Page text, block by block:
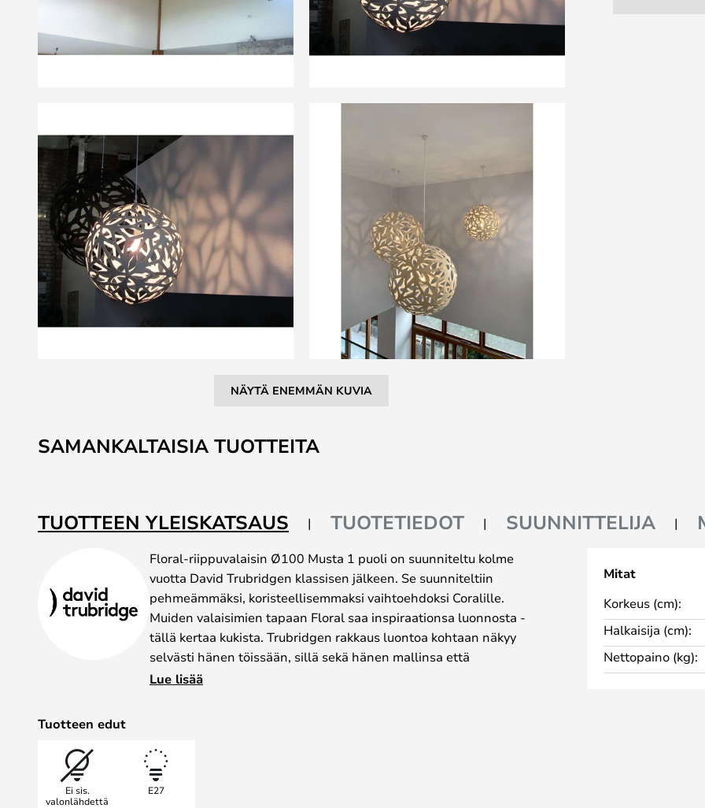
NÄYTÄ ENEMMÄN KUVIA
to
the
the
images
SAMANKALTAISIA TUOTTEITA
TUOTTEEN YLEISKATSAUS TUOTETIEDOT SUUNNITTELIJA
Floral-riippuvalaisin Ø100 Musta 1 puoli on suunniteltu kolme
vuotta David Trubridgen klassisen jälkeen. Se suunniteltiin
pehmeämmäksi, koristeellisemmaksi vaihtoehdoksi Coralille.
Muiden valaisimien tapaan Floral saa inspiraationsa luonnosta -
tällä kertaa kukista. Trubridgen rakkaus luontoa kohtaan näkyy
selvästi hänen töissään, sillä sekä hänen mallinsa että
materiaalinsa ovat peräisin luonnosta.
valoa. Kaikissa hänen malleissaan luonnon kunnioittaminen toimii
luovan prosessin perustana...
Lue lisää
Tuotteen edut
Ei sis.
valonlähdettä
E27
Mitat
Korkeus (cm):
Halkaisija (cm):
Nettopaino (kg):